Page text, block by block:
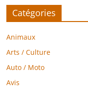
Catégories
Animaux
Arts / Culture
Auto / Moto
Avis